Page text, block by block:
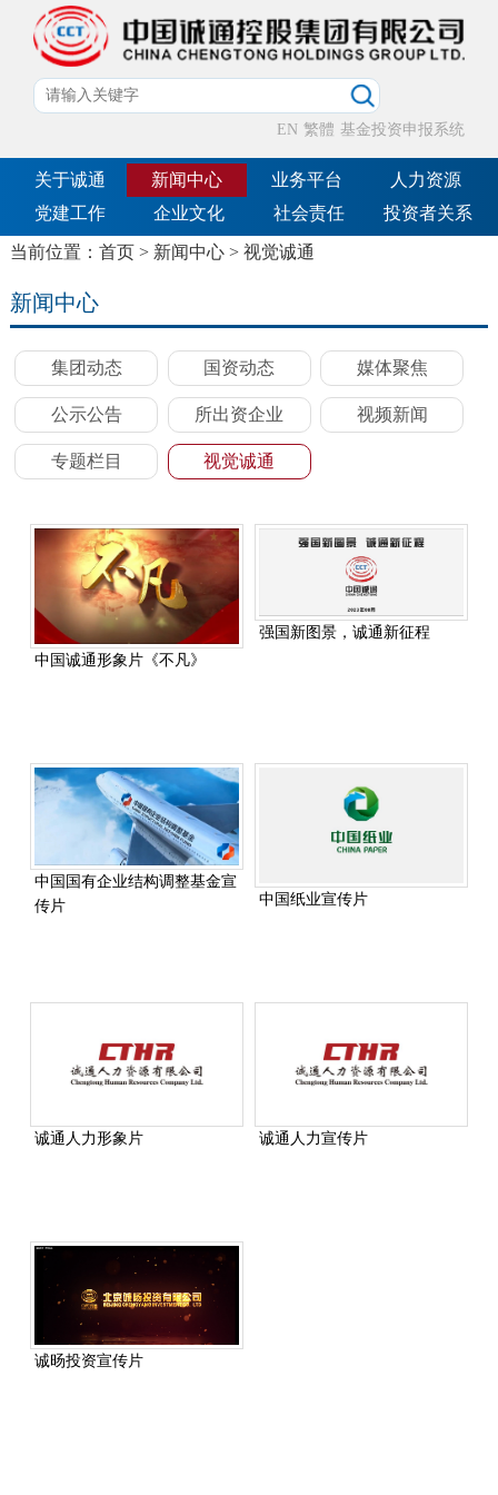
EN 繁體 基金投资申报系统
关于诚通 新闻中心 业务平台
人力资源
党建工作
企业文化 社会责任 投资者关系
当前位置： 首页> 新闻中心> 视觉诚通
新闻中心
集团动态 国资动态 媒体聚焦
公示公告 所出资企业 视频新闻
专题栏目 视觉诚通
中国诚通形象片《不凡》
强国新图景，诚通新征程
中国国有企业结构调整基金宣
传片
中国纸业宣传片
诚通人力形象片 诚通人力宣传片
诚旸投资宣传片